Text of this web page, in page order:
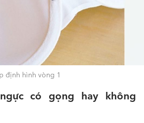
định hình vòng 1
có gọng hay không